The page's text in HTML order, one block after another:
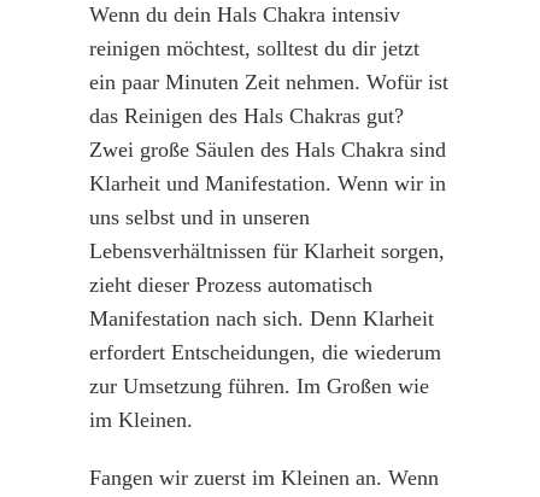
Wenn du dein Hals Chakra intensiv
reinigen möchtest, solltest du dir jetzt
ein paar Minuten Zeit nehmen. Wofür ist
das Reinigen des Hals Chakras gut?
Zwei große Säulen des Hals Chakra sind
Klarheit und Manifestation. Wenn wir in
uns selbst und in unseren
Lebensverhältnissen für Klarheit sorgen,
zieht dieser Prozess automatisch
Manifestation nach sich. Denn Klarheit
erfordert Entscheidungen, die wiederum
zur Umsetzung führen. Im Großen wie
im Kleinen.
Fangen wir zuerst im Kleinen an. Wenn